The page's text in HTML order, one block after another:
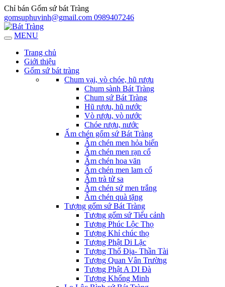
Chỉ bán Gốm sứ bát Tràng
gomsuphuvinh@gmail.com 0989407246
MENU
Trang chủ
Giới thiệu
Gốm sứ bát tràng
Chum vại, vò chóe, hũ rượu
Chum sành Bát Tràng
Chum sứ Bát Tràng
Hũ rượu, hũ nước
Vò rượu, vò nước
Chóe rượu, nước
Ấm chén gốm sứ Bát Tràng
Ấm chén men hỏa biến
Ấm chén men rạn cổ
Ấm chén hoa văn
Ấm chén men lam cổ
Ấm trà tử sa
Ấm chén sứ men trắng
Ấm chén quà tặng
Tượng gốm sứ Bát Tràng
Tượng gốm sứ Tiểu cảnh
Tượng Phúc Lộc Thọ
Tượng Khỉ chúc thọ
Tượng Phật Di Lặc
Tượng Thổ Địa- Thần Tài
Tượng Quan Vân Trường
Tượng Phật A DI Đà
Tượng Khổng Minh